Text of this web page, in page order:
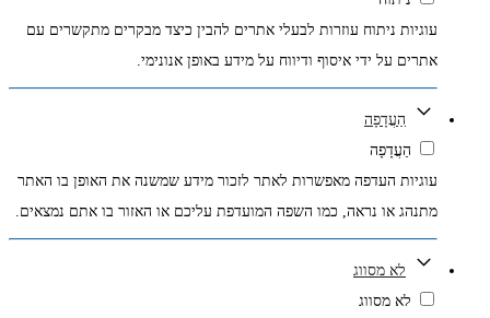
עוגיות ניתוח עוזרות לבעלי אתרים להבין כיצד מבקרים מתקשרים עם
אתרים על ידי איסוף ודיווח על מידע באופן אנונימי.
הַעֲדָפָה
הַעֲדָפָה
עוגיות העדפה מאפשרות לאתר לזכור מידע שמשנה את האופן בו האתר
מתנהג או נראה, כמו השפה המועדפת עליכם או האזור בו אתם נמצאים.
לא מסווג
לא מסווג